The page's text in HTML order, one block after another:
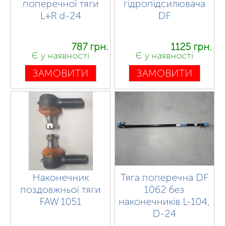
поперечної тяги
L+R d-24
787 грн.
Є у наявності
ЗАМОВИТИ
гідропідсилювача
DF
1125 грн.
Є у наявності
ЗАМОВИТИ
Наконечник
поздовжньої тяги
FAW 1051
Тяга поперечна DF
1062 без
наконечників L-104,
D-24